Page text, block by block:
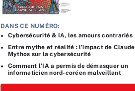
DANS CE NUMÉRO:
Cybersécurité & IA, les amours contrariés
Entre mythe et réalité : l’impact de Claude
Mythos sur la cybersécurité
Comment l’IA a permis de démasquer un
informaticien nord-coréen malveillant